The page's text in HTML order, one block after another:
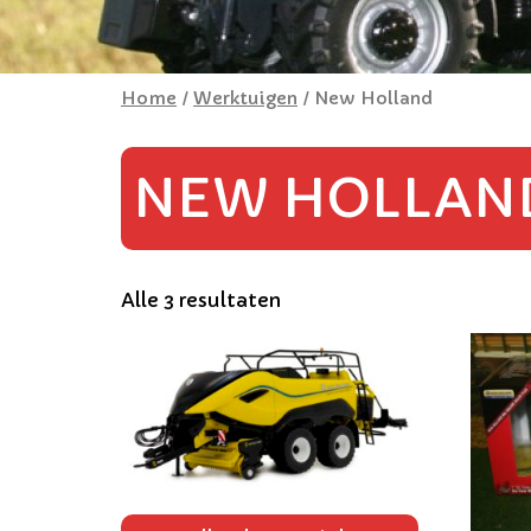
Home / Werktuigen / New Holland
NEW
Alle 3 resultaten